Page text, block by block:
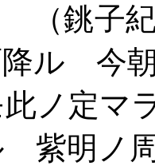
銚子
ル 今朝
ノ定マ
紫明ノ